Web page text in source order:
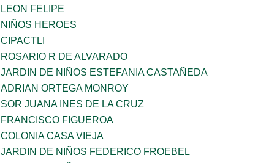
LEON FELIPE
NIÑOS HEROES
CIPACTLI
ROSARIO R DE ALVARADO
JARDIN DE NIÑOS ESTEFANIA CASTAÑEDA
ADRIAN ORTEGA MONROY
SOR JUANA INES DE LA CRUZ
FRANCISCO FIGUEROA
COLONIA CASA VIEJA
JARDIN DE NIÑOS FEDERICO FROEBEL